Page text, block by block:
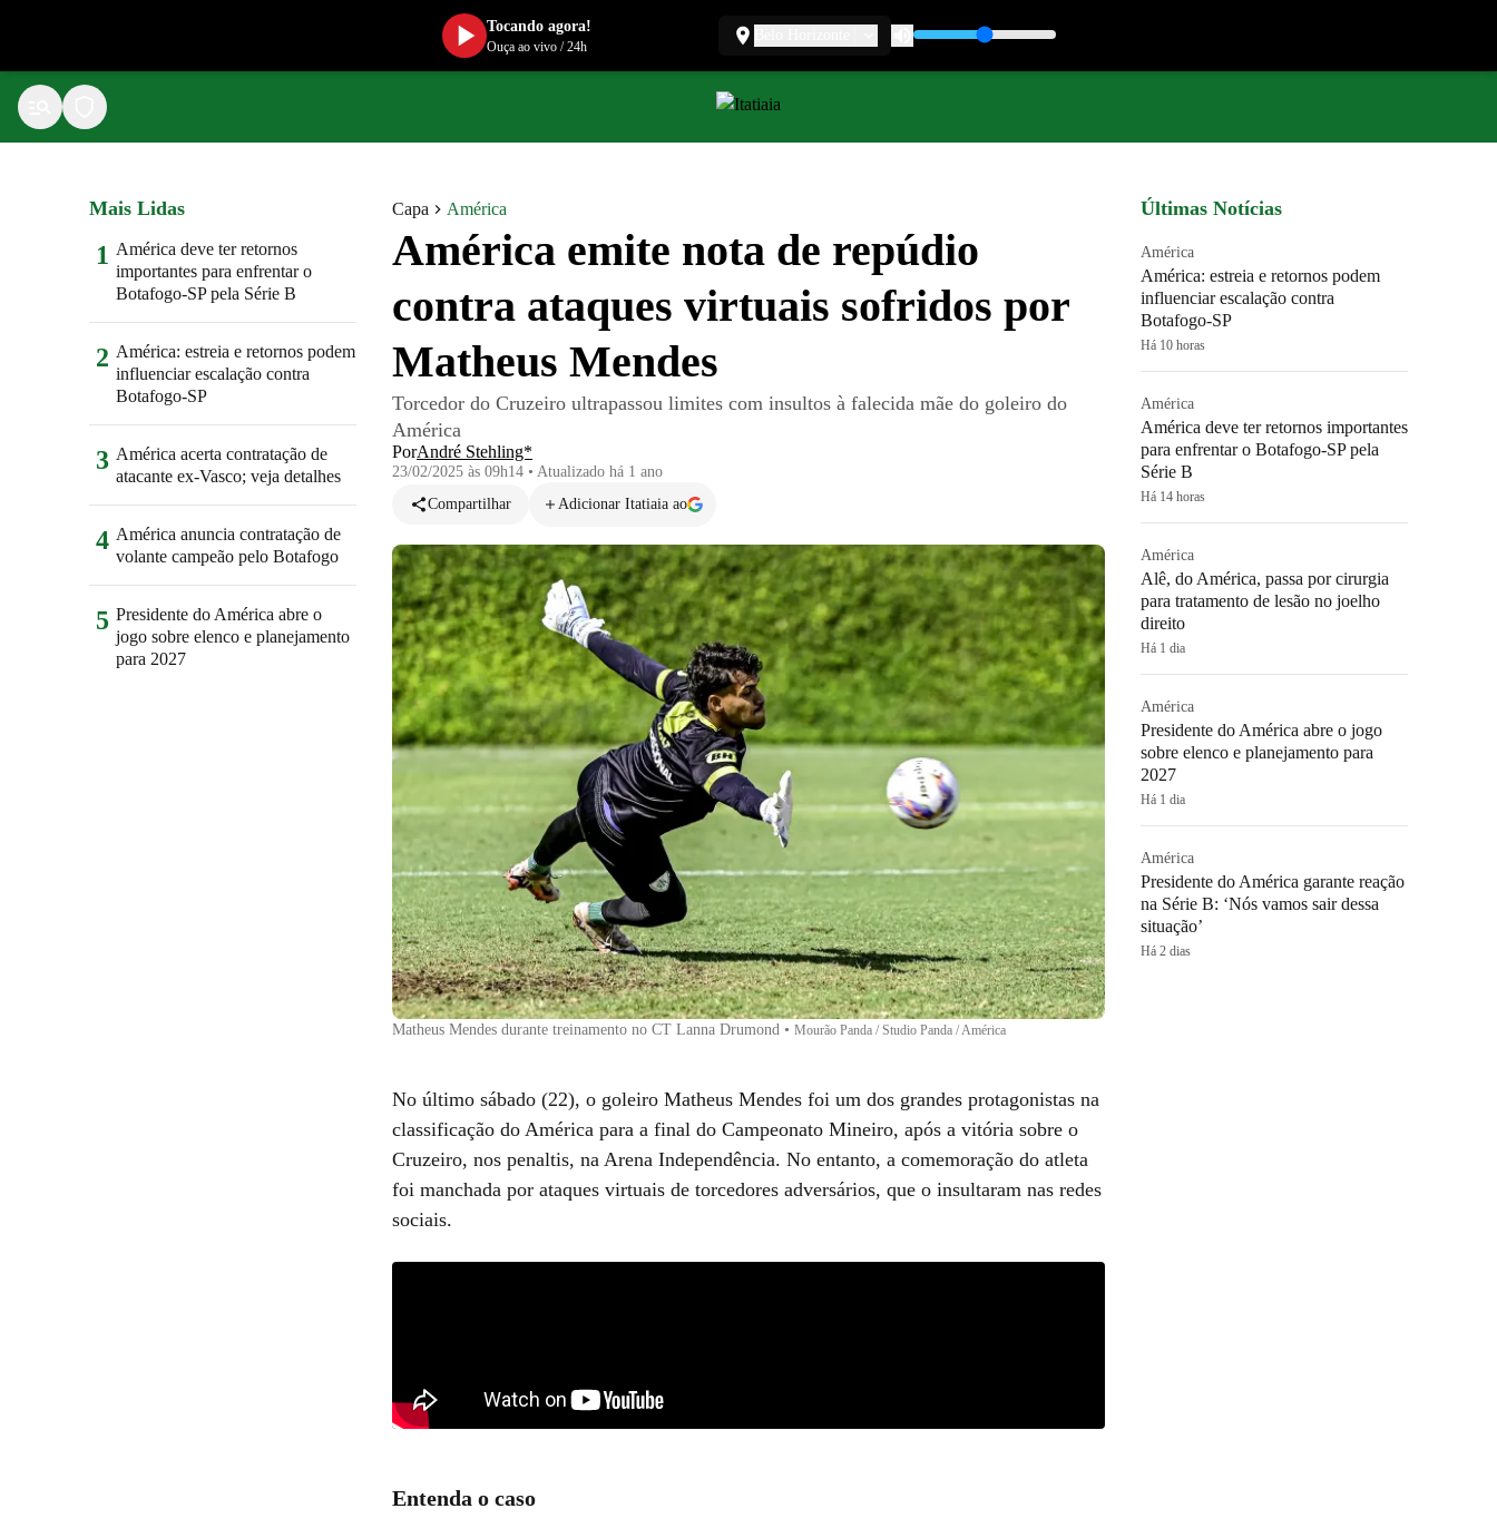
Capa América
América emite nota de repúdio
contra ataques virtuais sofridos por
Matheus Mendes
Torcedor do Cruzeiro ultrapassou limites com insultos à falecida mãe do goleiro do
América
PorAndré Stehling*
23/02/2025 às 09h14 • Atualizado há 1 ano
Compartilhar
Adicionar Itatiaia ao
Matheus Mendes durante treinamento no CT Lanna Drumond • Mourão Panda / Studio Panda / América
No último sábado (22), o goleiro Matheus Mendes foi um dos grandes protagonistas na
classificação do América para a final do Campeonato Mineiro, após a vitória sobre o
Cruzeiro, nos penaltis, na Arena Independência. No entanto, a comemoração do atleta
foi manchada por ataques virtuais de torcedores adversários, que o insultaram nas redes
sociais.
Entenda o caso
Mais Lidas
1 América deve ter retornos
importantes para enfrentar o
Botafogo-SP pela Série B
2 América: estreia e retornos podem
influenciar escalação contra
Botafogo-SP
3 América acerta contratação de
atacante ex-Vasco; veja detalhes
4 América anuncia contratação de
volante campeão pelo Botafogo
5 Presidente do América abre o
jogo sobre elenco e planejamento
para 2027
Últimas Notícias
América
América: estreia e retornos podem
influenciar escalação contra
Botafogo-SP
Há 10 horas
América
América deve ter retornos importantes
para enfrentar o Botafogo-SP pela
Série B
Há 14 horas
América
Alê, do América, passa por cirurgia
para tratamento de lesão no joelho
direito
Há 1 dia
América
Presidente do América abre o jogo
sobre elenco e planejamento para
2027
Há 1 dia
América
Presidente do América garante reação
na Série B: ‘Nós vamos sair dessa
situação’
Há 2 dias
Tocando agora!
Ouça ao vivo/24h